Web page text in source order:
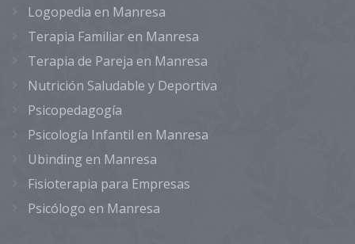
Logopedia en Manresa
Terapia Familiar en Manresa
Terapia de Pareja en Manresa
Nutrición Saludable y Deportiva
Psicopedagogía
Psicología Infantil en Manresa
Ubinding en Manresa
Fisioterapia para Empresas
Psicólogo en Manresa